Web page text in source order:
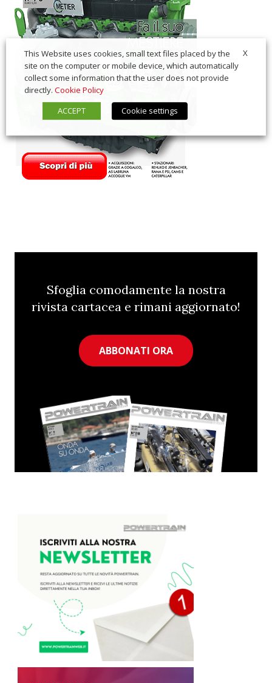
Sfoglia comodamente la nostra
rivista cartacea e rimani aggiornato!
ABBONATI ORA
X
This Website uses cookies, small text files placed by the
site on the computer or mobile device, which automatically
collect some information that the user does not provide
directly. Cookie Policy
ACCEPT
Cookie settings